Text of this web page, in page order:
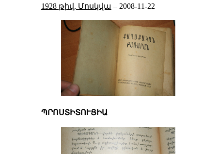
1928 թիվ, Մոսկվա – 2008-11-22
ՊՐՈՍՏԻՏՈՒՑԻԱ